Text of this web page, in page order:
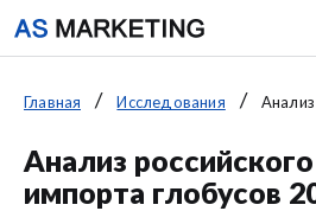
Главная Исследования
Анализ
импорта глобусов